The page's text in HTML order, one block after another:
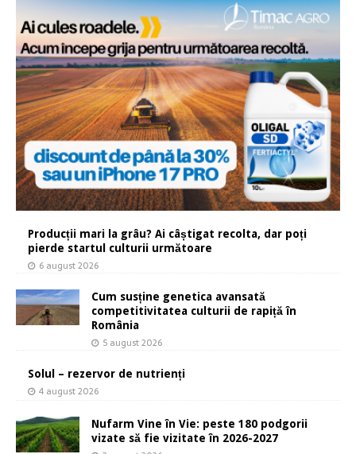
Producții mari la grâu? Ai câștigat recolta, dar poți
pierde startul culturii următoare
6 august 2026
Cum susține genetica avansată
competitivitatea culturii de rapiță în
România
5 august 2026
Solul – rezervor de nutrienți
4 august 2026
Nufarm Vine în Vie: peste 180 podgorii
vizate să fie vizitate în 2026-2027